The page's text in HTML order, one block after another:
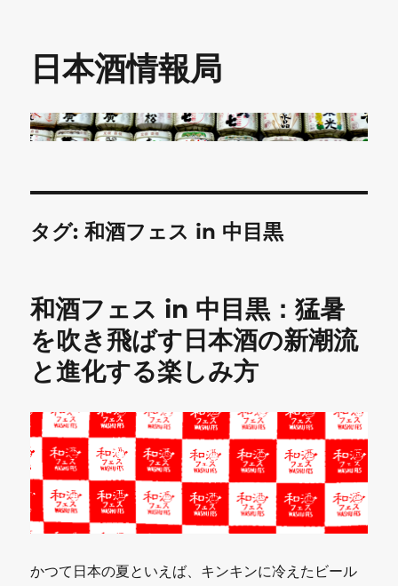
日本酒情報局
タグ:和酒フェス in 中目黒
和酒フェス in 中目黒：猛暑
を吹き飛ばす日本酒の新潮流
と進化する楽しみ方
かつて日本の夏といえば、キンキンに冷えたビール